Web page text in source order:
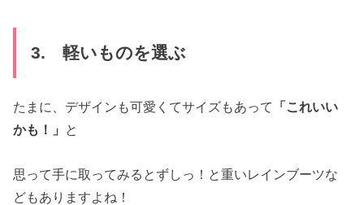
3. 軽いものを選ぶ
たまに、デザインも可愛くてサイズもあって
「これいい
かも！」 と
思って手に取ってみるとずしっ！と重いレインブーツな
どもありますよね！